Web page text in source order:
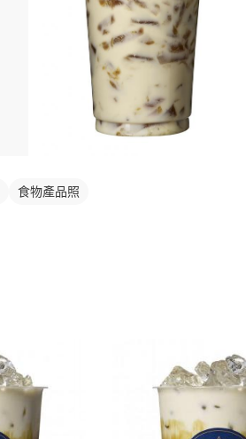
食物產品照